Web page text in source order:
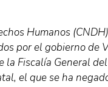
Humanos
por el gobierno de
Fiscalía General
el que se ha